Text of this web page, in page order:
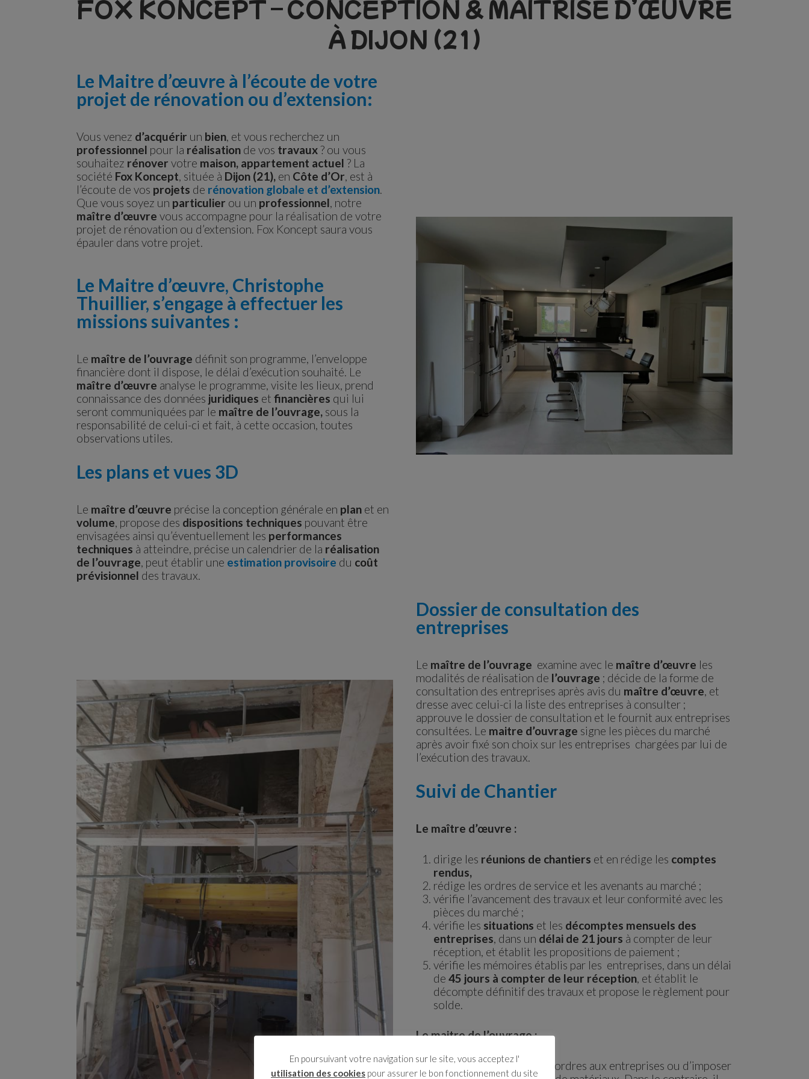
FOX KONCEPT – CONCEPTION & MAÎTRISE D’ŒUVRE
À DIJON (21)
Le Maitre d’œuvre à l’écoute de votre
projet de rénovation ou d’extension:
Vous venez d’acquérir un bien, et vous recherchez un
professionnel pour la réalisation de vos travaux? ou vous
souhaitez rénover votre maison, appartement actuel ? La
société Fox Koncept, située à Dijon (21),en Côte d’Or, est à
l’écoute de vos projets de rénovation globale et d’extension.
Que vous soyez un particulier ou un professionnel, notre
maître d’œuvre vous accompagne pour la réalisation de votre
projet de rénovation ou d’extension. Fox Koncept saura vous
épauler dans votre projet.
Le Maitre d’œuvre, Christophe
Thuillier, s’engage à effectuer les
missions suivantes :
Le maître de l’ouvrage définit son programme, l’enveloppe
financière dont il dispose, le délai d’exécution souhaité. Le
maître d’œuvre analyse le programme, visite les lieux, prend
connaissance des données juridiques et financières qui lui
seront communiquées par le maître de l’ouvrage,sous la
responsabilité de celui-ci et fait, à cette occasion, toutes
observations utiles.
Les plans et vues 3D
Le maître d’œuvre précise la conception générale en plan et en
volume, propose des dispositions techniques pouvant être
envisagées ainsi qu’éventuellement les performances
techniques à atteindre, précise un calendrier de la réalisation
de l’ouvrage, peut établir une estimation provisoire du coût
prévisionnel des travaux.
Dossier de consultation des
entreprises
Le maître de l’ouvrage examine avec le maître d’œuvre les
modalités de réalisation de l’ouvrage ; décide de la forme de
consultation des entreprises après avis du maître d’œuvre, et
dresse avec celui-ci la liste des entreprises à consulter ;
approuve le dossier de consultation et le fournit aux entreprises
consultées. Le maitre d’ouvrage signe les pièces du marché
après avoir fixé son choix sur les entreprises chargées par lui de
l’exécution des travaux.
Suivi de Chantier
Le maître d’œuvre :
dirige les réunions de chantiers et en rédige les comptes
rendus,
rédige les ordres de service et les avenants au marché ;
vérifie l’avancement des travaux et leur conformité avec les
pièces du marché ;
vérifie les situations et les décomptes mensuels des
entreprises, dans un délai de 21 jours à compter de leur
réception, et établit les propositions de paiement ;
vérifie les mémoires établis par les entreprises, dans un délai
de 45 jours à compter de leur réception, et établit le
décompte définitif des travaux et propose le règlement pour
solde.
Le maitre de l’ouvrage :
S’interdit de donner des ordres aux entreprises ou d’imposer
En poursuivant votre navigation sur le site, vous acceptez l'
utilisation des cookies pour assurer le bon fonctionnement du site